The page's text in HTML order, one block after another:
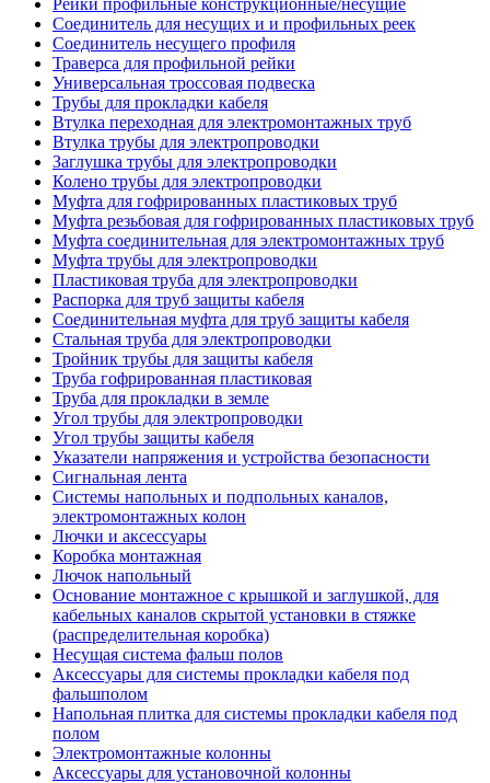
Соединитель для несущих и и профильных реек
Соединитель несущего профиля
Траверса для профильной рейки
Универсальная троссовая подвеска
Трубы для прокладки кабеля
Втулка переходная для электромонтажных труб
Втулка трубы для электропроводки
Заглушка трубы для электропроводки
Колено трубы для электропроводки
Муфта для гофрированных пластиковых труб
Муфта резьбовая для гофрированных пластиковых труб
Муфта соединительная для электромонтажных труб
Муфта трубы для электропроводки
Пластиковая труба для электропроводки
Распорка для труб защиты кабеля
Соединительная муфта для труб защиты кабеля
Стальная труба для электропроводки
Тройник трубы для защиты кабеля
Труба гофрированная пластиковая
Труба для прокладки в земле
Угол трубы для электропроводки
Угол трубы защиты кабеля
Указатели напряжения и устройства безопасности
Сигнальная лента
Системы напольных и подпольных каналов,
электромонтажных колон
Лючки и аксессуары
Коробка монтажная
Лючок напольный
Основание монтажное с крышкой и заглушкой, для
кабельных каналов скрытой установки в стяжке
(распределительная коробка)
Несущая система фальш полов
Аксессуары для системы прокладки кабеля под
фальшполом
Напольная плитка для системы прокладки кабеля под
полом
Электромонтажные колонны
Аксессуары для установочной колонны